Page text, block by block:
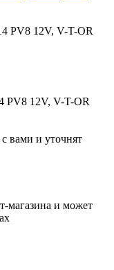
PV8 12V, V-T-OR
PV8 12V, V-T-OR
вами и уточнят
магазина и может